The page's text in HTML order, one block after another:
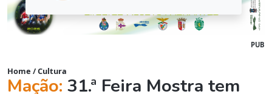
PUB
Home /Cultura
Mação: 31.ª Feira Mostra tem